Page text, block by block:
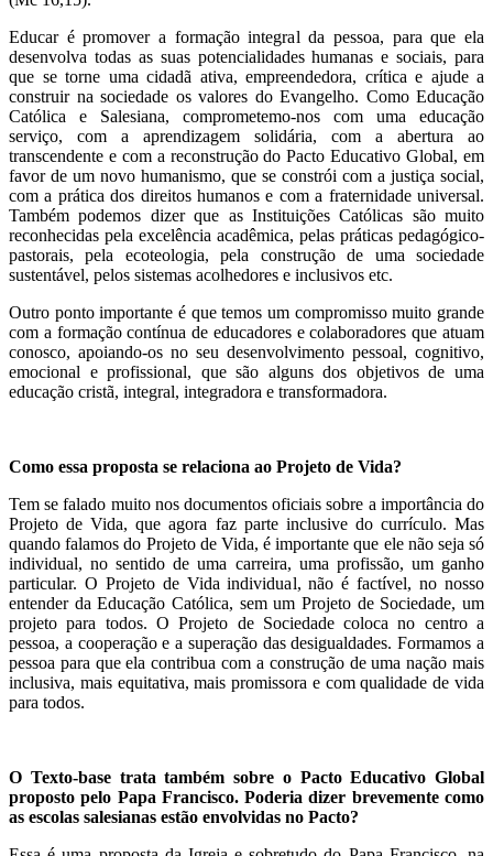
Educar é promover a formação integral da pessoa, para que ela
desenvolva todas as suas potencialidades humanas e sociais, para
que se torne uma cidadã ativa, empreendedora, crítica e ajude a
construir na sociedade os valores do Evangelho. Como Educação
Católica e Salesiana, comprometemo-nos com uma educação
serviço, com a aprendizagem solidária, com a abertura ao
transcendente e com a reconstrução do Pacto Educativo Global, em
favor de um novo humanismo, que se constrói com a justiça social,
com a prática dos direitos humanos e com a fraternidade universal.
Também podemos dizer que as Instituições Católicas são muito
reconhecidas pela excelência acadêmica, pelas práticas pedagógico-
pastorais, pela ecoteologia, pela construção de uma sociedade
sustentável, pelos sistemas acolhedores e inclusivos etc.
Outro ponto importante é que temos um compromisso muito grande
com a formação contínua de educadores e colaboradores que atuam
conosco, apoiando-os no seu desenvolvimento pessoal, cognitivo,
emocional e profissional, que são alguns dos objetivos de uma
educação cristã, integral, integradora e transformadora.
Como essa proposta se relaciona ao Projeto de Vida?
Tem se falado muito nos documentos oficiais sobre a importância do
Projeto de Vida, que agora faz parte inclusive do currículo. Mas
quando falamos do Projeto de Vida, é importante que ele não seja só
individual, no sentido de uma carreira, uma profissão, um ganho
particular. O Projeto de Vida individual, não é factível, no nosso
entender da Educação Católica, sem um Projeto de Sociedade, um
projeto para todos. O Projeto de Sociedade coloca no centro a
pessoa, a cooperação e a superação das desigualdades. Formamos a
pessoa para que ela contribua com a construção de uma nação mais
inclusiva, mais equitativa, mais promissora e com qualidade de vida
para todos.
O Texto-base trata também sobre o Pacto Educativo Global
proposto pelo Papa Francisco. Poderia dizer brevemente como
as escolas salesianas estão envolvidas no Pacto?